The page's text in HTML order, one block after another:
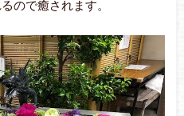
ので癒されます。